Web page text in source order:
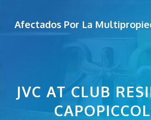
Afectados Por La
JVC AT CLUB